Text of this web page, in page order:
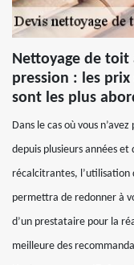
Nettoyage de
pression : les
sont les plus
Dans le cas où vous
depuis plusieurs années
récalcitrantes, l’utilisation
permettra de redonner à
d’un prestataire pour la
meilleure des